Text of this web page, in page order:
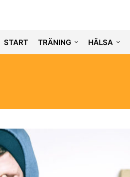
START TRÄNING HÄLSA